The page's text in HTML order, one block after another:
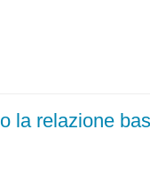
la relazione